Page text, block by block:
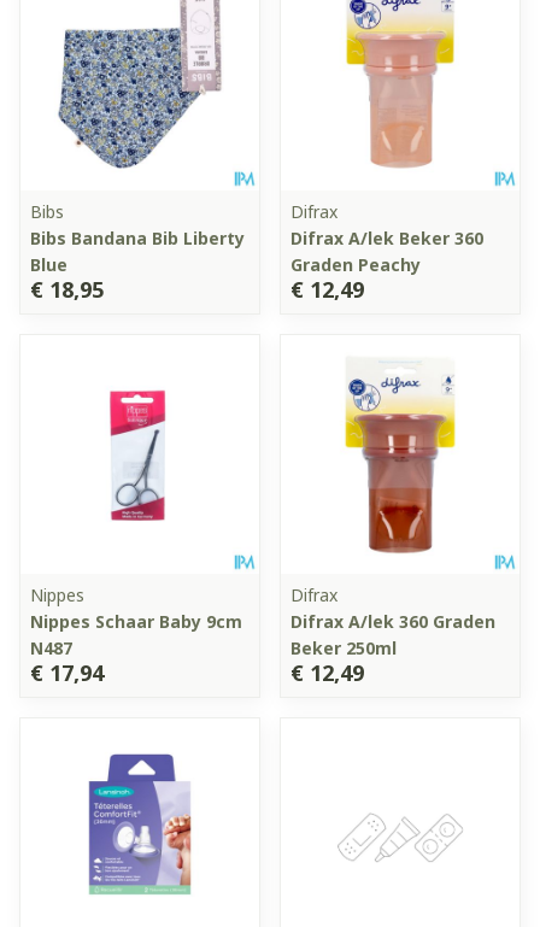
Bibs
Bibs Bandana Bib Liberty
Blue
€ 18,95
Difrax
Difrax A/lek Beker 360
Graden Peachy
€ 12,49
Nippes
Nippes Schaar Baby 9cm
N487
€ 17,94
Difrax
Difrax A/lek 360 Graden
Beker 250ml
€ 12,49